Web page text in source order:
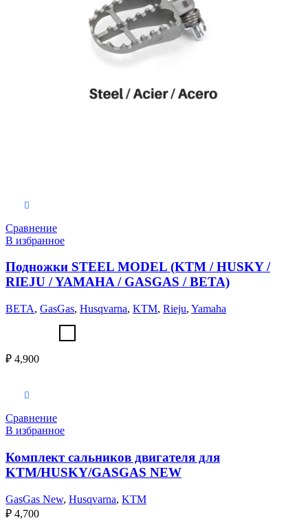
Сравнение
В избранное
Подножки STEEL MODEL (KTM / HUSKY /
RIEJU / YAMAHA / GASGAS / BETA)
BETA, GasGas, Husqvarna, KTM, Rieju, Yamaha
₽ 4,900
Сравнение
В избранное
Комплект сальников двигателя для
KTM/HUSKY/GASGAS NEW
GasGas New, Husqvarna, KTM
₽ 4,700